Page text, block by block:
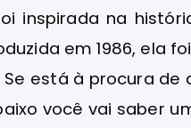
inspirada na
em 1986, ela
está à procura
você vai saber